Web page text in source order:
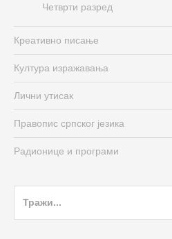
Четврти разред
Креативно писање
Култура изражавања
Лични утисак
Правопис српског језика
Радионице и програми